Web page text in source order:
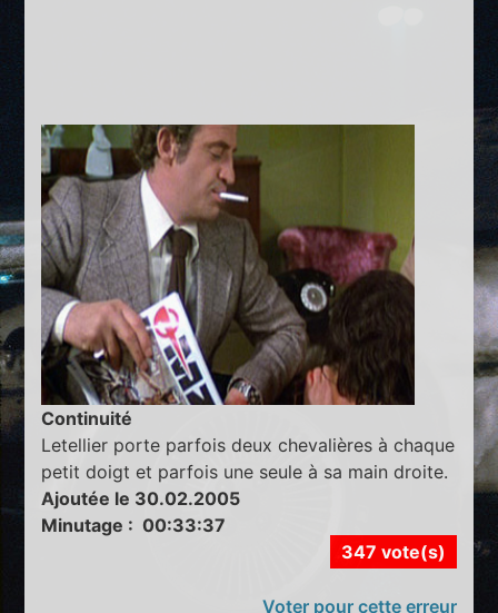
Continuité
Letellier porte parfois deux chevalières à chaque
petit doigt et parfois une seule à sa main droite.
Ajoutée le 30.02.2005
Minutage : 00:33:37
347 vote(s)
Voter pour cette erreur